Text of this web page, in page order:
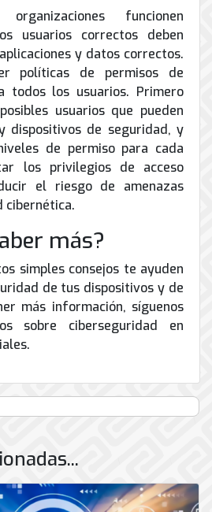
funcionen
usuarios correctos deben
y datos correctos.
políticas de permisos de
todos los usuarios. Primero
usuarios que pueden
dispositivos de seguridad, y
de permiso para cada
los privilegios de acceso
el riesgo de amenazas
cibernética.
más?
simples consejos te ayuden
de tus dispositivos y de
más información, síguenos
sobre ciberseguridad en